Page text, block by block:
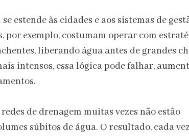
estende às cidades e aos sistemas de
por exemplo, costumam operar com
liberando água antes de grandes
intensos, essa lógica pode falhar,
de drenagem muitas vezes não estão
súbitos de água. O resultado, cada